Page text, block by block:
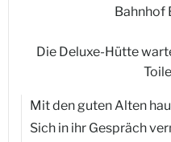
Bahnhof
Die Deluxe-Hütte
Mit den guten Alten
Sich in ihr Gespräch